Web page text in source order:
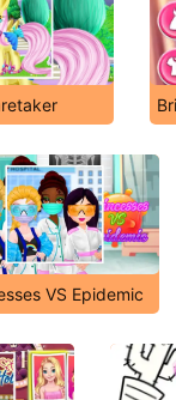
VS Epidemic